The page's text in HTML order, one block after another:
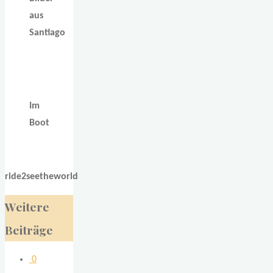
aus
Santiago
Im
Boot
ride2seetheworld
Weitere
Beiträge
0